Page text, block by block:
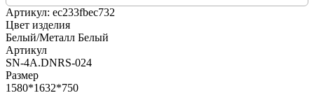
Артикул: ec233fbec732
Цвет изделия
Белый/Металл Белый
Артикул
SN-4A.DNRS-024
Размер
1580*1632*750